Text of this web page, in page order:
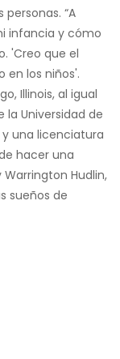
“A
infancia y cómo
'Creo que el
los niños'.
Illinois, al igual
la Universidad de
una licenciatura
hacer una
Hudlin,
sueños de